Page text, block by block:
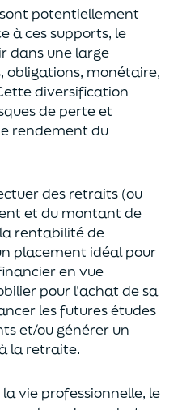
potentiellement
à ces supports, le
dans une large
obligations, monétaire,
diversification
de perte et
rendement du
des retraits (ou
et du montant de
la rentabilité de
placement idéal pour
en vue
pour l’achat desa
les futures études
et/ou générer un
la retraite.
vie professionnelle, le